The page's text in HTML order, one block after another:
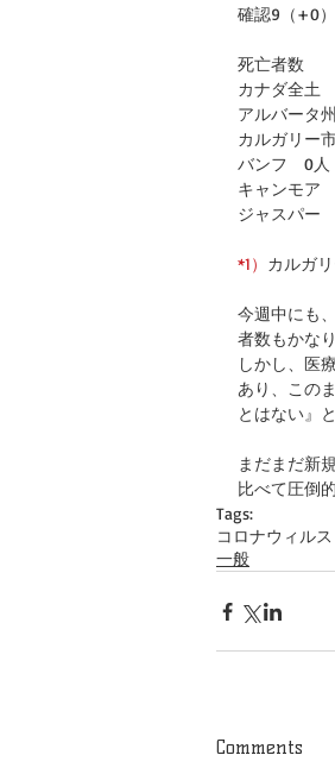
確認9（+0
死亡者数
カナダ全土
アルバータ
カルガリー
バンフ　0人
キャンモア
ジャスパー
*1） カルガ
今週中にも
者数もかな
しかし、医
あり、この
とはない』
まだまだ新
比べて圧倒
Tags:
コロナウィルス
一般
Comments